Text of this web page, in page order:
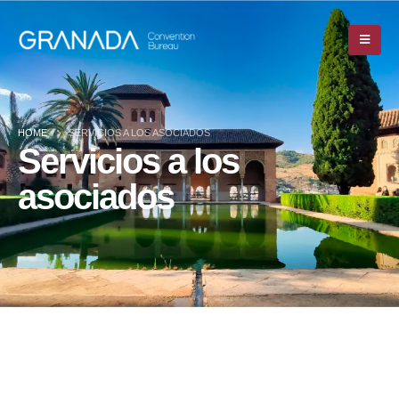
HOME SERVICIOS A LOS ASOCIADOS
Servicios a los
asociados